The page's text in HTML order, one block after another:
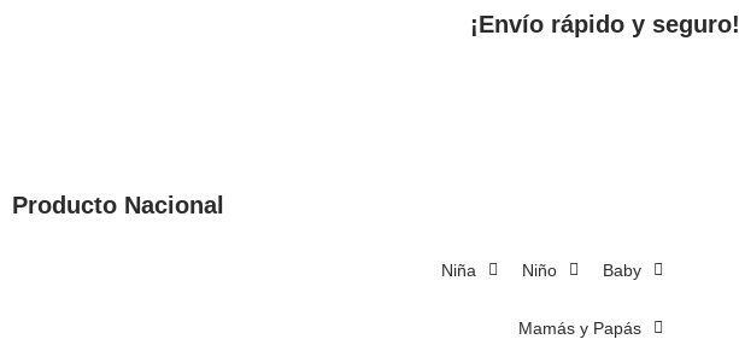
Producto Nacional
¡Envío rápido y seguro!
Niña Niño Baby
Mamás y Papás